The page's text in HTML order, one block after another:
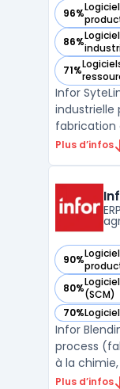
96%
— voir Infor
86%
— voir Infor
71%
— voir Infor
Infor
industrielle
fabrication
logiciel
divers qui
industri ...
Plus d’infos
90%
— voir Infor
80%(SCM)
— voir Infor
70%
— voir Infor
Infor
process
à la
Plus d’infos